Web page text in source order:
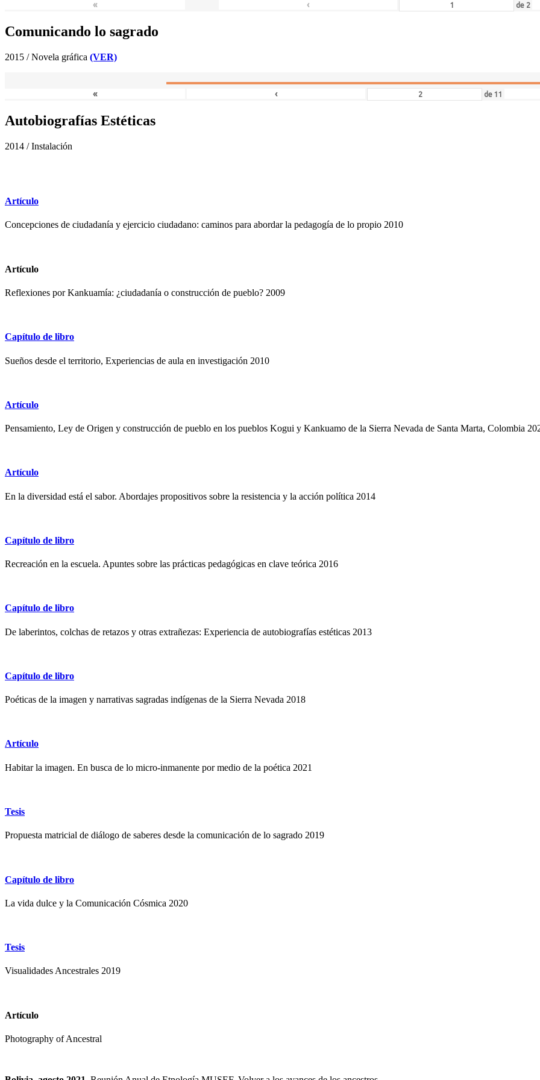
« ‹ de 2
Comunicando lo sagrado
2015 / Novela gráfica (VER)
« ‹ de11
Autobiografías Estéticas
2014 / Instalación
Artículo
Concepciones de ciudadanía y ejercicio ciudadano: caminos para abordar la pedagogía de lo propio 2010
Artículo
Reflexiones por Kankuamía: ¿ciudadanía o construcción de pueblo? 2009
Capítulo de libro
Sueños desde el territorio, Experiencias de aula en investigación 2010
Artículo
Pensamiento, Ley de Origen y construcción de pueblo en los pueblos Kogui y Kankuamo de la Sierra Nevada de Santa Marta, Colombia
Artículo
En la diversidad está el sabor. Abordajes propositivos sobre la resistencia y la acción política 2014
Capítulo de libro
Recreación en la escuela. Apuntes sobre las prácticas pedagógicas en clave teórica 2016
Capítulo de libro
De laberintos, colchas de retazos y otras extrañezas: Experiencia de autobiografías estéticas 2013
Capítulo de libro
Poéticas de la imagen y narrativas sagradas indígenas de la Sierra Nevada 2018
Artículo
Habitar la imagen. En busca de lo micro-inmanente por medio de la poética 2021
Tesis
Propuesta matricial de diálogo de saberes desde la comunicación de lo sagrado 2019
Capítulo de libro
La vida dulce y la Comunicación Cósmica 2020
Tesis
Visualidades Ancestrales 2019
Artículo
Photography of Ancestral